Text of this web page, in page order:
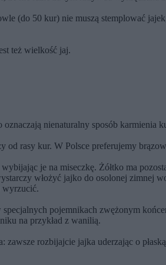
(do 50 kur) nie muszą stemplować
też wielkość jaj.
oznaczają nienaturalny sposób
od rasy kur. W Polsce preferujemy
je na miseczkę. Żółtko ma
włożyć jajko do osolonej zimnej
wyrzucić.
pojemnikach zwężonym
na przykład z wanilią.
zawsze rozbijajcie jajka uderzając o